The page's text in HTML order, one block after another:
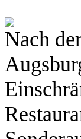
Nach